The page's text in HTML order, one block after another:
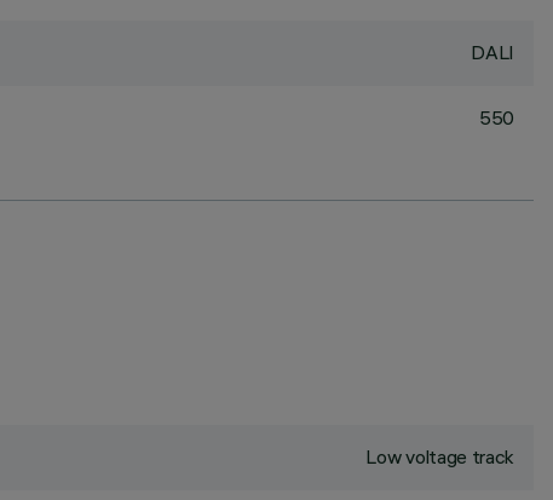
DALI
550
Low voltage track